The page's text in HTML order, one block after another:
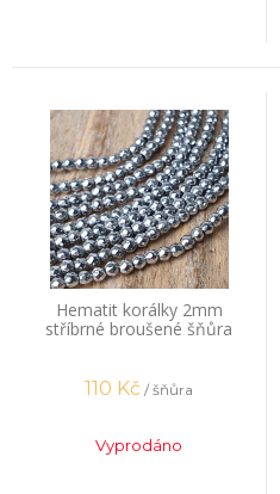
Hematit korálky 2mm
stříbrné broušené šňůra
110 Kč / šňůra
Vyprodáno